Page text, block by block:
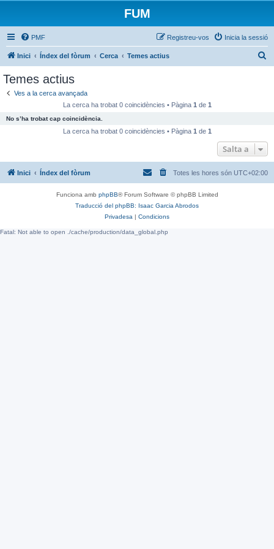
FUM
PMF Inicia la sessió
Registreu-vos
Inici Índex del fòrum Cerca Temes actius
Temes actius
Ves a la cerca avançada
La cerca ha trobat 0 coincidències • Pàgina 1 de 1
No s’ha trobat cap coincidència.
La cerca ha trobat 0 coincidències • Pàgina 1 de 1
Salta a
Inici Índex del fòrum Totes les hores són UTC+02:00
Funciona amb phpBB® Forum Software © phpBB Limited
Traducció del phpBB: Isaac Garcia Abrodos
Privadesa | Condicions
Fatal: Not able to open ./cache/production/data_global.php